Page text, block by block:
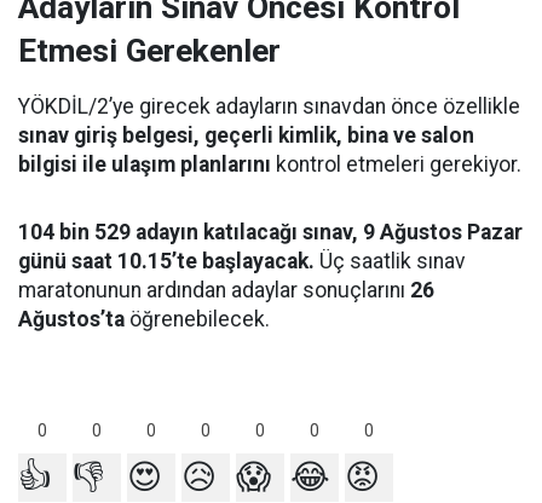
Adayların Sınav Öncesi Kontrol
Etmesi Gerekenler
YÖKDİL/2’ye girecek adayların sınavdan önce özellikle
sınav giriş belgesi, geçerli kimlik, bina ve salon
bilgisi ile ulaşım planlarını kontrol etmeleri gerekiyor.
104 bin 529 adayın katılacağı sınav, 9 Ağustos Pazar
günü saat 10.15’te başlayacak. Üç saatlik sınav
maratonunun ardından adaylar sonuçlarını 26
Ağustos’ta öğrenebilecek.
0 0 0 0 0 0 0
👍 👎 😍 😥 😱 😂 😡